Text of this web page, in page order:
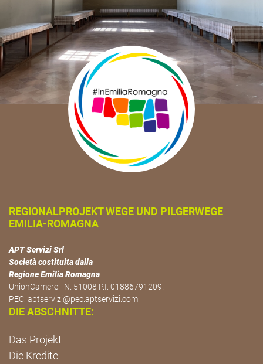
REGIONALPROJEKT WEGE UND PILGERWEGE
EMILIA-ROMAGNA
APT Servizi Srl
Società costituita dalla
Regione Emilia Romagna
UnionCamere - N. 51008 P.I. 01886791209.
PEC: aptservizi@pec.aptservizi.com
DIE ABSCHNITTE:
Das Projekt
Die Kredite